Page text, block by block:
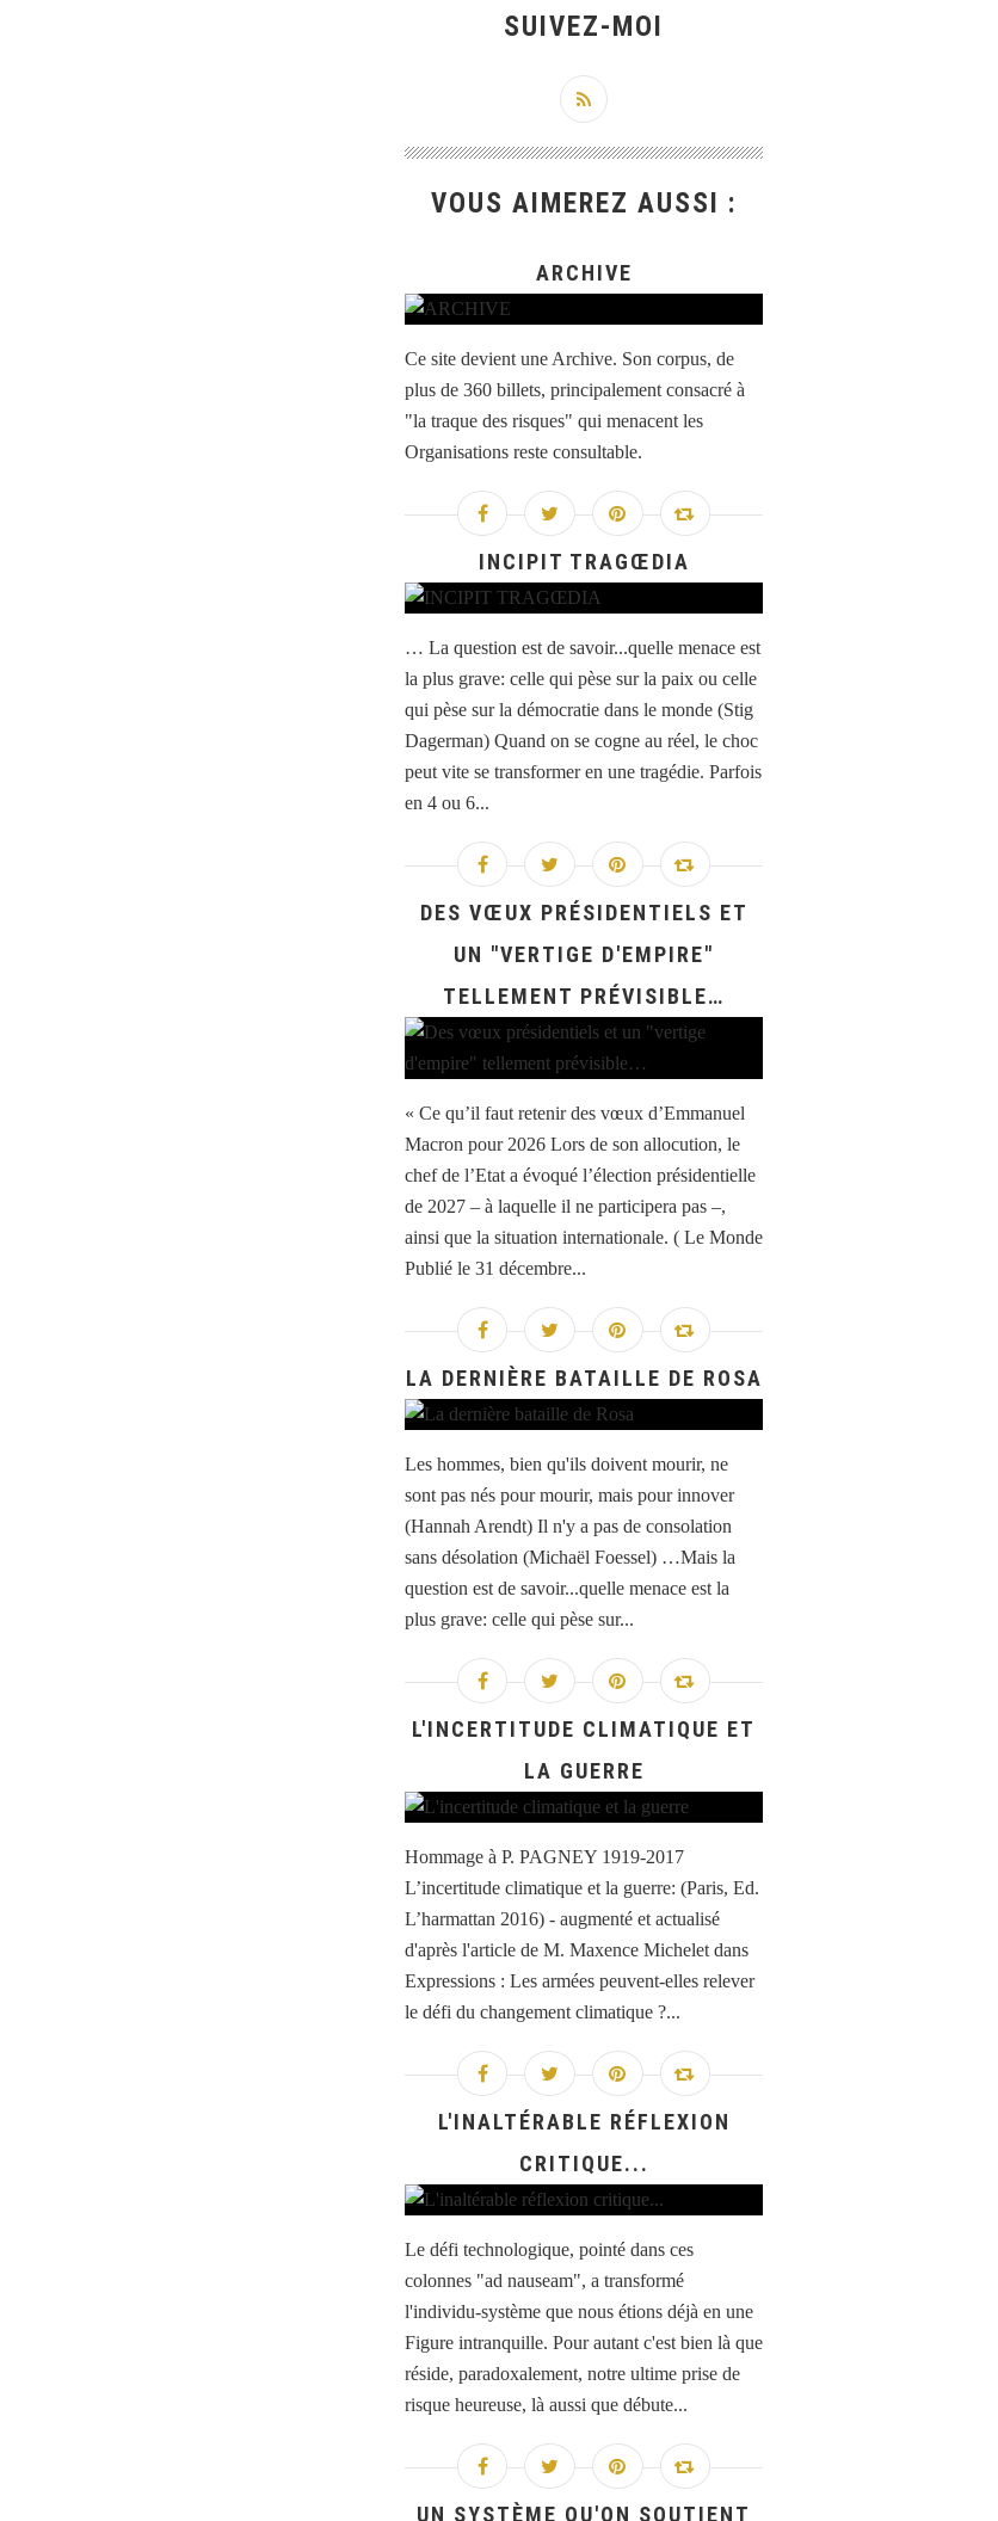
SUIVEZ-MOI
VOUS AIMEREZ AUSSI :
ARCHIVE
Ce site devient une Archive. Son corpus, de
plus de 360 billets, principalement consacré à
"la traque des risques" qui menacent les
Organisations reste consultable.
INCIPIT TRAGŒDIA
… La question est de savoir...quelle menace est
la plus grave: celle qui pèse sur la paix ou celle
qui pèse sur la démocratie dans le monde (Stig
Dagerman) Quand on se cogne au réel, le choc
peut vite se transformer en une tragédie. Parfois
en 4 ou 6...
DES VŒUX PRÉSIDENTIELS ET
UN "VERTIGE D'EMPIRE"
TELLEMENT PRÉVISIBLE…
« Ce qu’il faut retenir des vœux d’Emmanuel
Macron pour 2026 Lors de son allocution, le
chef de l’Etat a évoqué l’élection présidentielle
de 2027 – à laquelle il ne participera pas –,
ainsi que la situation internationale. ( Le Monde
Publié le 31 décembre...
LA DERNIÈRE BATAILLE DE ROSA
Les hommes, bien qu'ils doivent mourir, ne
sont pas nés pour mourir, mais pour innover
(Hannah Arendt) Il n'y a pas de consolation
sans désolation (Michaël Foessel) …Mais la
question est de savoir...quelle menace est la
plus grave: celle qui pèse sur...
L'INCERTITUDE CLIMATIQUE ET
LA GUERRE
Hommage à P. PAGNEY 1919-2017
L’incertitude climatique et la guerre: (Paris, Ed.
L’harmattan 2016) - augmenté et actualisé
d'après l'article de M. Maxence Michelet dans
Expressions : Les armées peuvent-elles relever
le défi du changement climatique ?...
L'INALTÉRABLE RÉFLEXION
CRITIQUE...
Le défi technologique, pointé dans ces
colonnes "ad nauseam", a transformé
l'individu-système que nous étions déjà en une
Figure intranquille. Pour autant c'est bien là que
réside, paradoxalement, notre ultime prise de
risque heureuse, là aussi que débute...
UN SYSTÈME QU'ON SOUTIENT